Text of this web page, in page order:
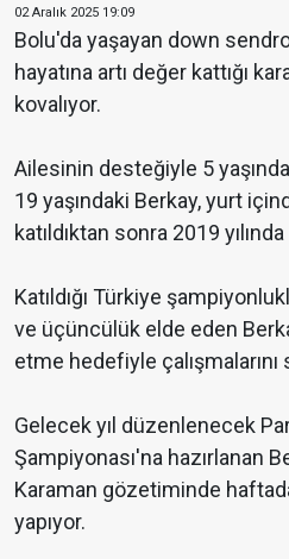
02 Aralık 2025 19:09
Bolu'da yaşayan down
hayatına artı değer kattığı
kovalıyor.
Ailesinin desteğiyle 5
19 yaşındaki Berkay, yurt
katıldıktan sonra 2019
Katıldığı Türkiye
ve üçüncülük elde eden
etme hedefiyle çalışmalarını
Gelecek yıl düzenlenecek
Şampiyonası'na hazırlanan
Karaman gözetiminde
yapıyor.